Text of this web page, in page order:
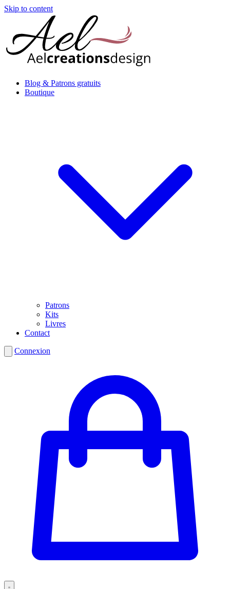
Skip to content
Blog & Patrons gratuits
Boutique
Patrons
Kits
Livres
Contact
Connexion